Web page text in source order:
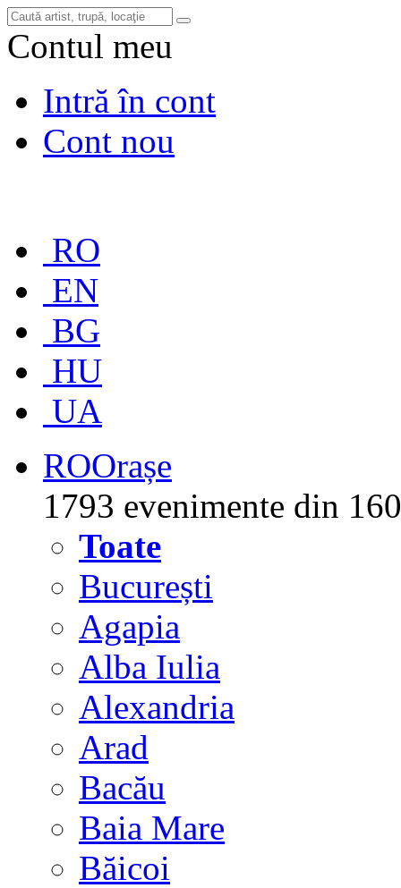
Contul meu
Intră în cont
Cont nou
RO
EN
BG
HU
UA
ROOrașe
1793 evenimente din
Toate
București
Agapia
Alba Iulia
Alexandria
Arad
Bacău
Baia Mare
Băicoi